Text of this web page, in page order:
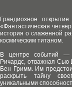
Грандиозное
«Фантастическая
история о слаженной
космическим титаном.
В центре событий —
Ричардс, отважная
Бен Гримм. Им
раскрыть тайну
уникальными